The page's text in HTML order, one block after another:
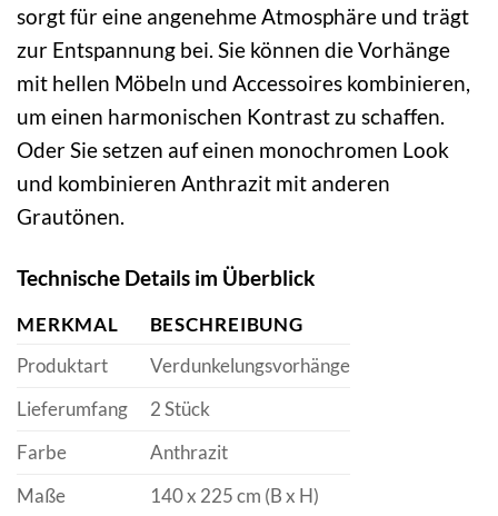
sorgt für eine angenehme Atmosphäre und trägt
zur Entspannung bei. Sie können die Vorhänge
mit hellen Möbeln und Accessoires kombinieren,
um einen harmonischen Kontrast zu schaffen.
Oder Sie setzen auf einen monochromen Look
und kombinieren Anthrazit mit anderen
Grautönen.
Technische Details im Überblick
MERKMAL
BESCHREIBUNG
Produktart
Verdunkelungsvorhänge
Lieferumfang
2 Stück
Farbe
Anthrazit
Maße
140 x 225 cm (B x H)